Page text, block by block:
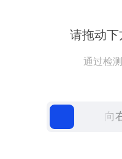
请拖动
通过检